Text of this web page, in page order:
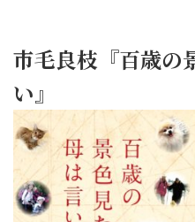
市毛良枝『百歳の
い』